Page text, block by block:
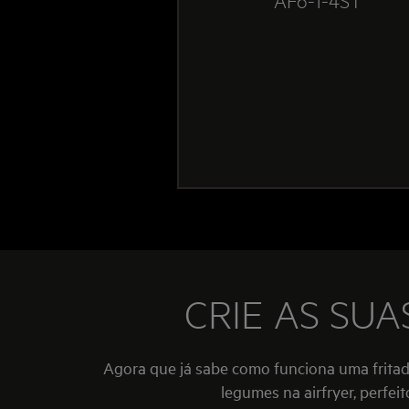
CRIE AS
Agora que já sabe como funciona uma
legumes na airfryer,